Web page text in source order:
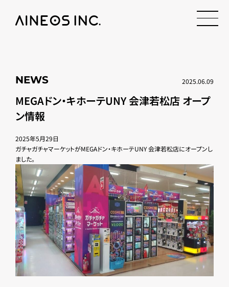
NEWS 2025.06.09
MEGAドン・キホーテUNY 会津若松店 オープ
ン情報
2025年5月29日
ガチャガチャマーケットがMEGAドン・キホーテUNY 会津若松店にオープンし
ました。